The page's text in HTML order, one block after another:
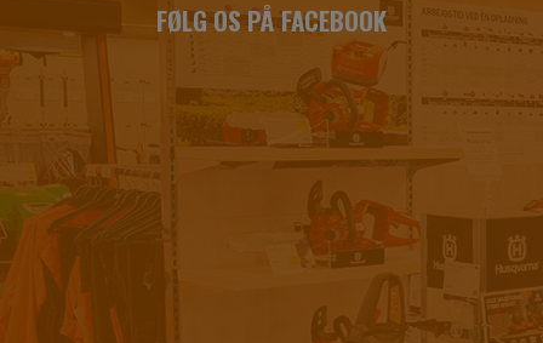
FØLG OS PÅ FACEBOOK